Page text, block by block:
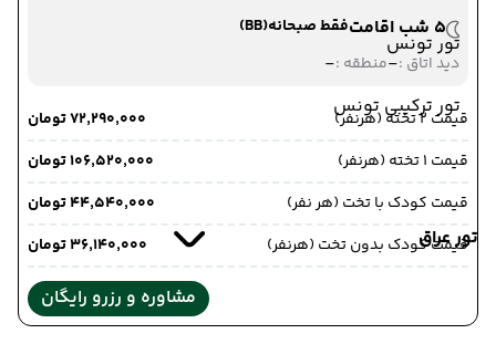
تور تونس
تور ترکیبی تونس
تور عراق
5 شب اقامت
فقط صبحانه(BB)
دید اتاق :-منطقه :-
قیمت 2 تخته (هرنفر)
۷۲٬۲۹۰٬۰۰۰ تومان
قیمت 1 تخته (هرنفر)
۱۰۶٬۵۲۰٬۰۰۰ تومان
قیمت کودک با تخت (هر نفر)
۴۴٬۵۴۰٬۰۰۰ تومان
قیمت کودک بدون تخت (هرنفر)
۳۶٬۱۴۰٬۰۰۰ تومان
مشاوره و رزرو رایگان